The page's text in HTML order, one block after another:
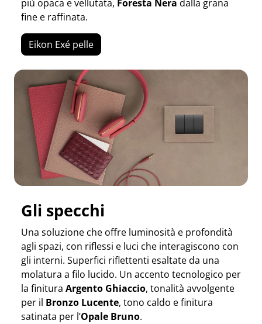
più opaca e vellutata, Foresta Nera dalla grana
fine e raffinata.
Eikon Exé pelle
Gli specchi
Una soluzione che offre luminosità e profondità
agli spazi, con riflessi e luci che interagiscono con
gli interni. Superfici riflettenti esaltate da una
molatura a filo lucido. Un accento tecnologico per
la finitura Argento Ghiaccio, tonalità avvolgente
per il Bronzo Lucente, tono caldo e finitura
satinata per l’Opale Bruno.